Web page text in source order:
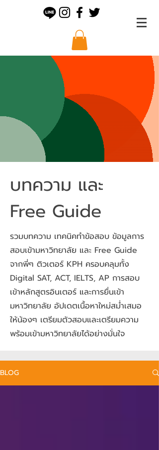
บทความ และ
Free Guide
รวมบทความ เทคนิคทำข้อสอบ ข้อมูลการ
สอบเข้ามหาวิทยาลัย และ Free Guide
จากพี่ๆ ติวเตอร์ KPH ครอบคลุมทั้ง
Digital SAT, ACT, IELTS, AP การสอบ
เข้าหลักสูตรอินเตอร์ และการยื่นเข้า
มหาวิทยาลัย อัปเดตเนื้อหาใหม่สม่ำเสมอ
ให้น้องๆ เตรียมตัวสอบและเตรียมความ
พร้อมเข้ามหาวิทยาลัยได้อย่างมั่นใจ
BLOG